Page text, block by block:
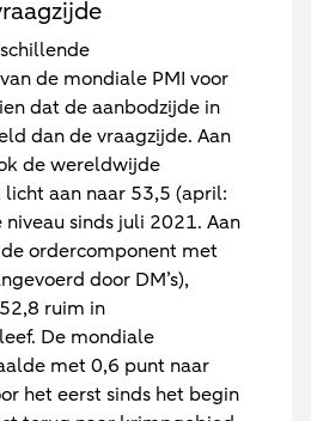
de mondiale PMI voor
dat de aanbodzijde in
dan de vraagzijde. Aan
de wereldwijde
aan naar 53,5 (april:
sinds juli 2021. Aan
ordercomponent met
door DM’s),
ruim in
De mondiale
met 0,6 punt naar
het eerst sinds het begin